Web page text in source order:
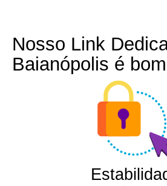
Nosso Link
Baianópolis é